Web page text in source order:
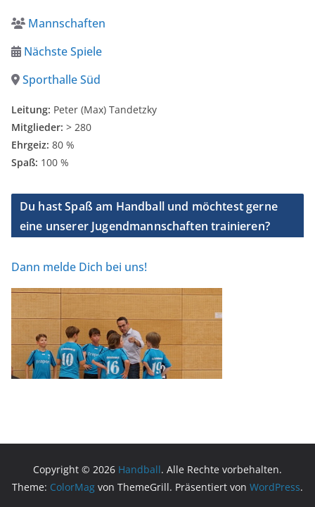
Mannschaften
Nächste Spiele
Sporthalle Süd
Leitung: Peter (Max) Tandetzky
Mitglieder: > 280
Ehrgeiz: 80 %
Spaß: 100 %
Du hast Spaß am Handball und möchtest gerne
eine unserer Jugendmannschaften trainieren?
Dann melde Dich bei uns!
Copyright © 2026 Handball. Alle Rechte vorbehalten.
Theme: ColorMag von ThemeGrill. Präsentiert von WordPress.